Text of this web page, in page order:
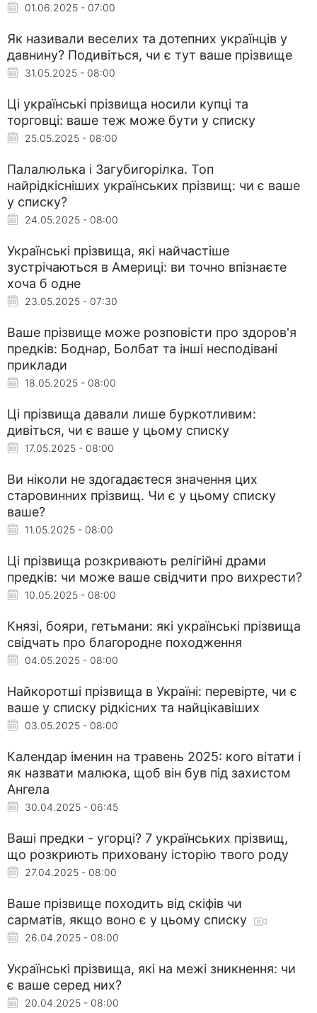
01.06.2025 - 07:00
Як називали веселих та дотепних українців у
давнину? Подивіться, чи є тут ваше прізвище
31.05.2025 - 08:00
Ці українські прізвища носили купці та
торговці: ваше теж може бути у списку
25.05.2025 - 08:00
Палалюлька і Загубигорілка. Топ
найрідкісніших українських прізвищ: чи є ваше
у списку?
24.05.2025 - 08:00
Українські прізвища, які найчастіше
зустрічаються в Америці: ви точно впізнаєте
хоча б одне
23.05.2025 - 07:30
Ваше прізвище може розповісти про здоров'я
предків: Боднар, Болбат та інші несподівані
приклади
18.05.2025 - 08:00
Ці прізвища давали лише буркотливим:
дивіться, чи є ваше у цьому списку
17.05.2025 - 08:00
Ви ніколи не здогадаєтеся значення цих
старовинних прізвищ. Чи є у цьому списку
ваше?
11.05.2025 - 08:00
Ці прізвища розкривають релігійні драми
предків: чи може ваше свідчити про вихрести?
10.05.2025 - 08:00
Князі, бояри, гетьмани: які українські прізвища
свідчать про благородне походження
04.05.2025 - 08:00
Найкоротші прізвища в Україні: перевірте, чи є
ваше у списку рідкісних та найцікавіших
03.05.2025 - 08:00
Календар іменин на травень 2025: кого вітати і
як назвати малюка, щоб він був під захистом
Ангела
30.04.2025 - 06:45
Ваші предки - угорці? 7 українських прізвищ,
що розкриють приховану історію твого роду
27.04.2025 - 08:00
Ваше прізвище походить від скіфів чи
сарматів, якщо воно є у цьому списку
26.04.2025 - 08:00
Українські прізвища, які на межі зникнення: чи
є ваше серед них?
20.04.2025 - 08:00